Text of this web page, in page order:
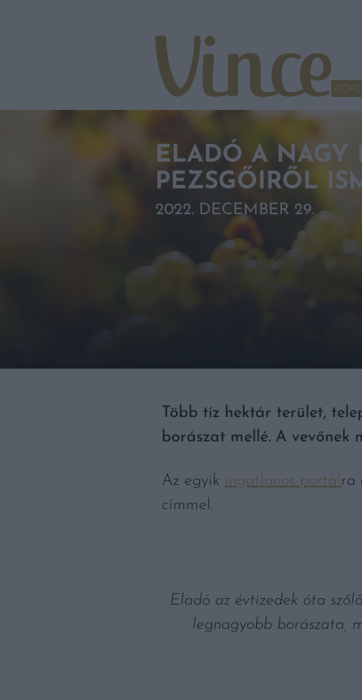
ELADÓ A NAGY
PEZSGŐIRŐL
2022. DECEMBER 29.
Több tíz hektár terület,
borászat mellé. A vevőnek
Az egyik ingatlanos portál ra
címmel.
Eladó az évtizedek óta
legnagyobb borászata,